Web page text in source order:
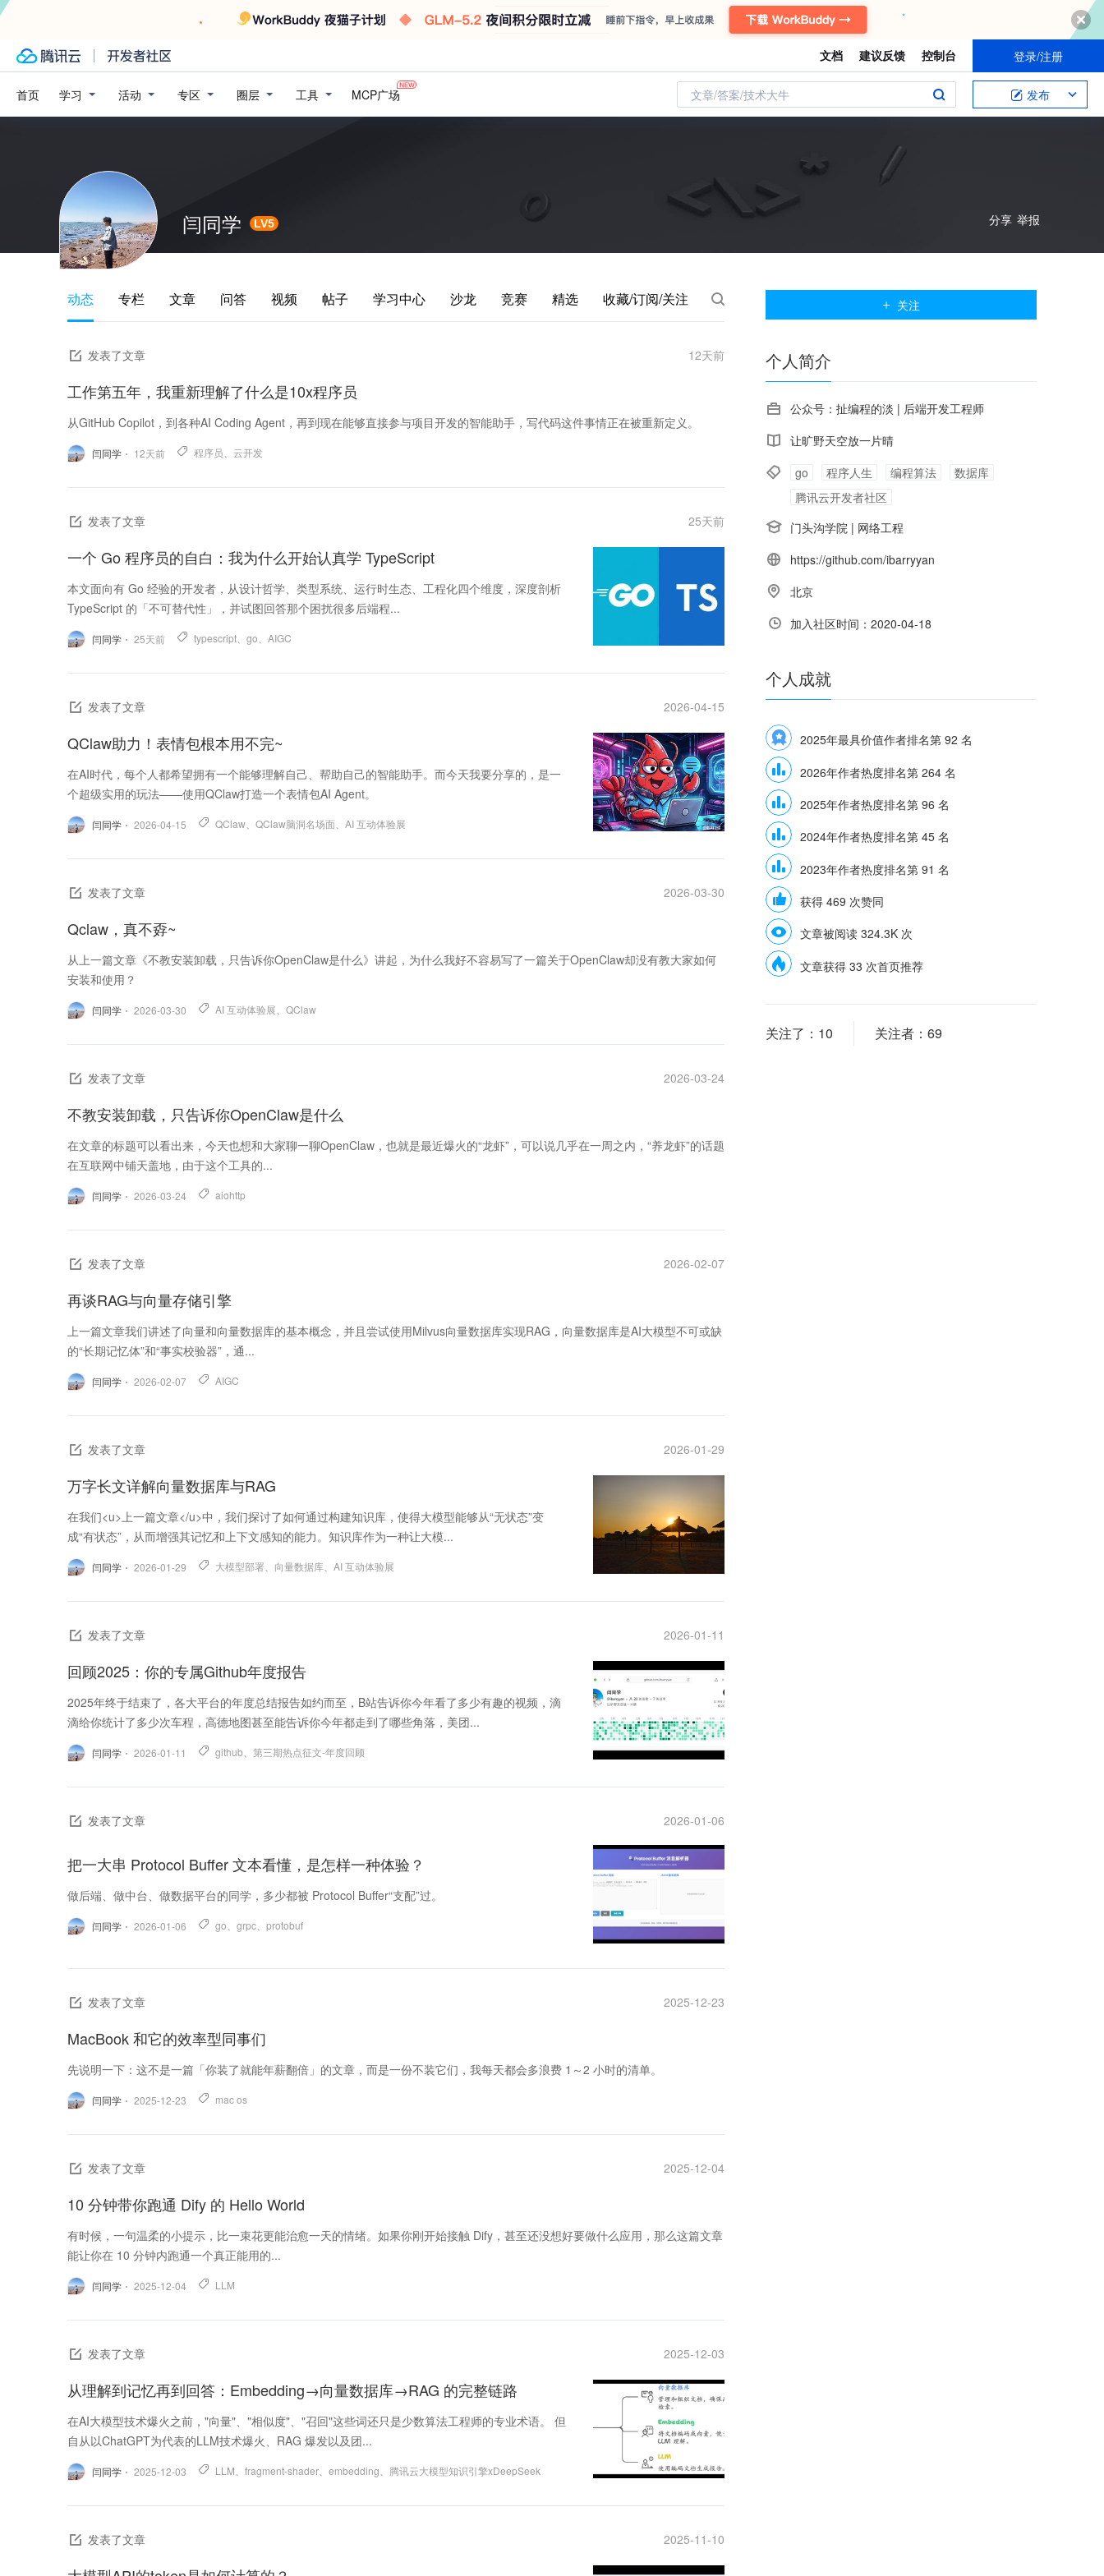
文档 建议反馈 控制台 登录/注册
首页 学习 活动 专区 圈层 工具 MCP广场 文章/答案/技术大牛 发布
闫同学 LV5 分享 举报
动态 专栏 文章 问答 视频 帖子 学习中心 沙龙 竞赛 精选 收藏/订阅/关注
发表了文章 12天前
工作第五年，我重新理解了什么是10x程序员
从GitHub Copilot，到各种AI Coding Agent，再到现在能够直接参与项目开发的智能助手，写代码这件事情正在被重新定义。
闫同学 12天前 程序员、 云开发
发表了文章 25天前
一个 Go 程序员的自白：我为什么开始认真学 TypeScript
本文面向有 Go 经验的开发者，从设计哲学、类型系统、运行时生态、工程化四个维度，深度剖析
TypeScript 的「不可替代性」，并试图回答那个困扰很多后端程...
闫同学 25天前 typescript、 go、 AIGC
发表了文章 2026-04-15
QClaw助力！表情包根本用不完~
在AI时代，每个人都希望拥有一个能够理解自己、帮助自己的智能助手。而今天我要分享的，是一
个超级实用的玩法——使用QClaw打造一个表情包AI Agent。
闫同学 2026-04-15 QClaw、 QClaw脑洞名场面、 AI 互动体验展
发表了文章 2026-03-30
Qclaw，真不孬~
从上一篇文章《不教安装卸载，只告诉你OpenClaw是什么》讲起，为什么我好不容易写了一篇关于OpenClaw却没有教大家如何
安装和使用？
闫同学 2026-03-30 AI 互动体验展、 QClaw
发表了文章 2026-03-24
不教安装卸载，只告诉你OpenClaw是什么
在文章的标题可以看出来，今天也想和大家聊一聊OpenClaw，也就是最近爆火的“龙虾”，可以说几乎在一周之内，“养龙虾”的话题
在互联网中铺天盖地，由于这个工具的...
闫同学 2026-03-24 aiohttp
发表了文章 2026-02-07
再谈RAG与向量存储引擎
上一篇文章我们讲述了向量和向量数据库的基本概念，并且尝试使用Milvus向量数据库实现RAG，向量数据库是AI大模型不可或缺
的“长期记忆体”和“事实校验器”，通...
闫同学 2026-02-07 AIGC
发表了文章 2026-01-29
万字长文详解向量数据库与RAG
在我们<u>上一篇文章</u>中，我们探讨了如何通过构建知识库，使得大模型能够从“无状态”变
成“有状态”，从而增强其记忆和上下文感知的能力。知识库作为一种让大模...
闫同学 2026-01-29 大模型部署、 向量数据库、 AI 互动体验展
发表了文章 2026-01-11
回顾2025：你的专属Github年度报告
2025年终于结束了，各大平台的年度总结报告如约而至，B站告诉你今年看了多少有趣的视频，滴
滴给你统计了多少次车程，高德地图甚至能告诉你今年都走到了哪些角落，美团...
闫同学 2026-01-11 github、 第三期热点征文-年度回顾
发表了文章 2026-01-06
把一大串 Protocol Buffer 文本看懂，是怎样一种体验？
做后端、做中台、做数据平台的同学，多少都被 Protocol Buffer“支配”过。
闫同学 2026-01-06 go、 grpc、 protobuf
发表了文章 2025-12-23
MacBook 和它的效率型同事们
先说明一下：这不是一篇「你装了就能年薪翻倍」的文章，而是一份不装它们，我每天都会多浪费 1～2 小时的清单。
闫同学 2025-12-23 mac os
发表了文章 2025-12-04
10 分钟带你跑通 Dify 的 Hello World
有时候，一句温柔的小提示，比一束花更能治愈一天的情绪。如果你刚开始接触 Dify，甚至还没想好要做什么应用，那么这篇文章
能让你在 10 分钟内跑通一个真正能用的...
闫同学 2025-12-04 LLM
发表了文章 2025-12-03
从理解到记忆再到回答：Embedding→向量数据库→RAG 的完整链路
在AI大模型技术爆火之前，"向量"、"相似度"、"召回"这些词还只是少数算法工程师的专业术语。 但
自从以ChatGPT为代表的LLM技术爆火、RAG 爆发以及团...
闫同学 2025-12-03 LLM、 fragment-shader、 embedding、 腾讯云大模型知识引擎xDeepSeek
发表了文章 2025-11-10
关注
个人简介
公众号：扯编程的淡 | 后端开发工程师
让旷野天空放一片晴
go
程序人生 编程算法
数据库
腾讯云开发者社区
门头沟学院 | 网络工程
https://github.com/ibarryyan
北京
加入社区时间：2020-04-18
个人成就
2025年最具价值作者排名第 92 名
2026年作者热度排名第 264 名
2025年作者热度排名第 96 名
2024年作者热度排名第 45 名
2023年作者热度排名第 91 名
获得 469 次赞同
文章被阅读 324.3K 次
文章获得 33 次首页推荐
关注了： 10 关注者： 69